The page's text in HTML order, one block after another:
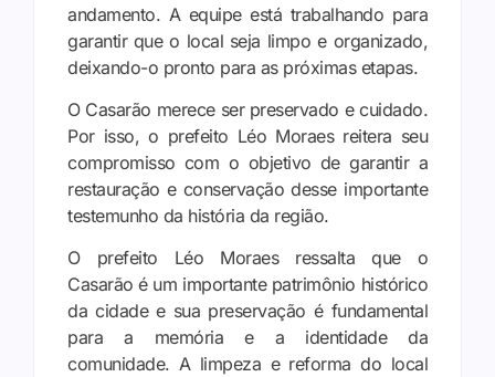
andamento. A equipe está trabalhando para
garantir que o local seja limpo e organizado,
deixando-o pronto para as próximas etapas.
O Casarão merece ser preservado e cuidado.
Por isso, o prefeito Léo Moraes reitera seu
compromisso com o objetivo de garantir a
restauração e conservação desse importante
testemunho da história da região.
O prefeito Léo Moraes ressalta que o
Casarão é um importante patrimônio histórico
da cidade e sua preservação é fundamental
para a memória e a identidade da
comunidade. A limpeza e reforma do local